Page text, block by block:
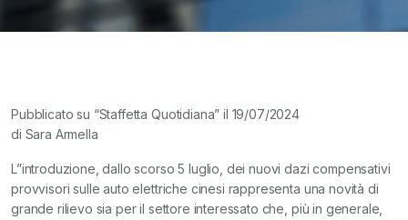
Pubblicato su “Staffetta Quotidiana” il 19/07/2024
di Sara Armella
L”introduzione, dallo scorso 5 luglio, dei nuovi dazi compensativi
provvisori sulle auto elettriche cinesi rappresenta una novità di
grande rilievo sia per il settore interessato che, più in generale,